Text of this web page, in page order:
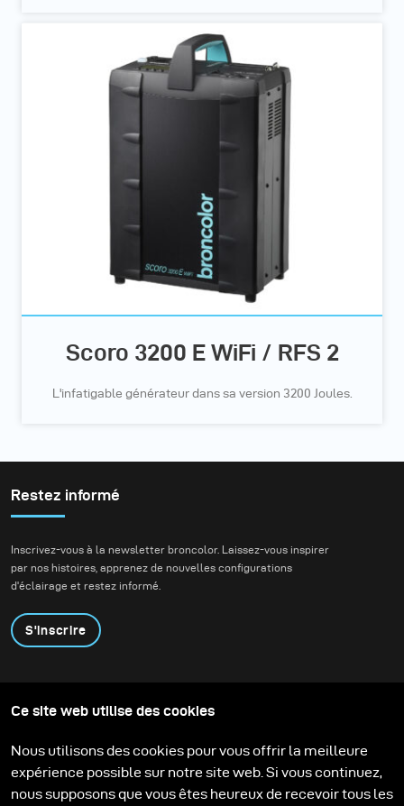
Scoro 3200 E WiFi / RFS 2
L'infatigable générateur dans sa version 3200 Joules.
Restez informé
Inscrivez-vous à la newsletter broncolor. Laissez-vous inspirer
par nos histoires, apprenez de nouvelles configurations
d'éclairage et restez informé.
S'inscrire
Contactez-nous
Technologies
Support
Carrière
Media Center
Ce site web utilise des cookies
Nous utilisons des cookies pour vous offrir la meilleure
expérience possible sur notre site web. Si vous continuez,
nous supposons que vous êtes heureux de recevoir tous les